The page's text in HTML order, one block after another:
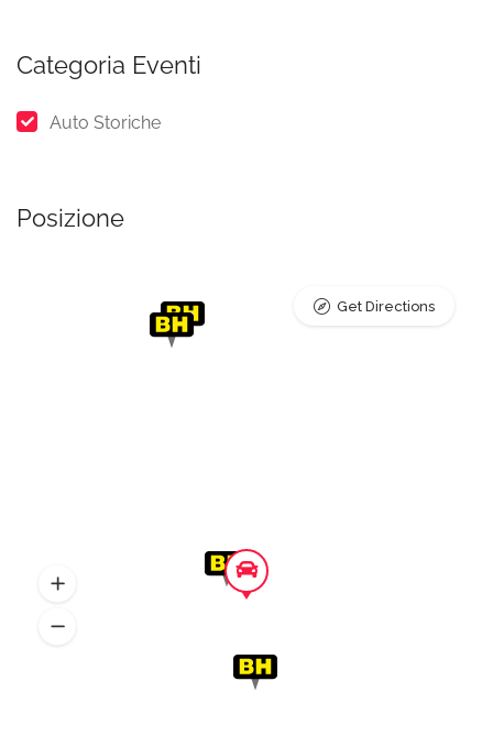
Categoria Eventi
Auto Storiche
Posizione
Get Directions